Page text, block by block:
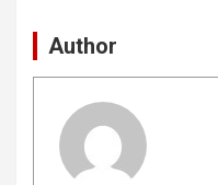
Author